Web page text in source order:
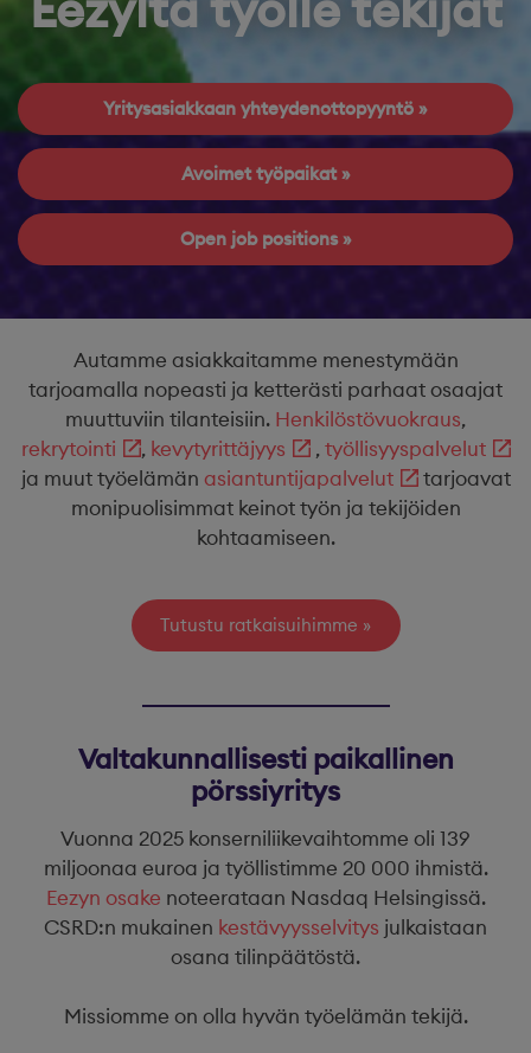
Yritysasiakkaan yhteydenottopyyntö
Avoimet työpaikat
Open job positions
Autamme asiakkaitamme menestymään
tarjoamalla nopeasti ja ketterästi parhaat osaajat
muuttuviin tilanteisiin. Henkilöstövuokraus,
rekrytointi
, kevytyrittäjyys ,työllisyyspalvelut
ja muut työelämän asiantuntijapalvelut
tarjoavat
monipuolisimmat keinot työn ja tekijöiden
kohtaamiseen.
Tutustu ratkaisuihimme
Valtakunnallisesti paikallinen
pörssiyritys
Vuonna 2025 konserniliikevaihtomme oli 139
miljoonaa euroa ja työllistimme 20 000 ihmistä.
Eezyn osake noteerataan Nasdaq Helsingissä.
CSRD:n mukainen kestävyysselvitys julkaistaan
osana tilinpäätöstä.
Missiomme on olla hyvän työelämän tekijä.